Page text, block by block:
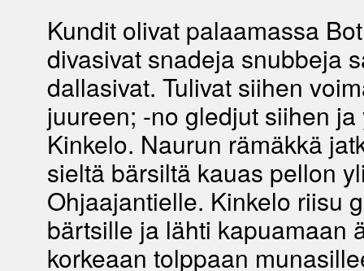
Kundit olivat palaamassa
divasivat snadeja snubbeja
dallasivat. Tulivat siihen
juureen; -no gledjut siihen ja
Kinkelo. Naurun rämäkkä
sieltä bärsiltä kauas pellon
Ohjaajantielle. Kinkelo riisu
bärtsille ja lähti kapuamaan
korkeaan tolppaan